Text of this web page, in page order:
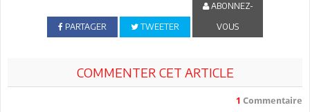
PARTAGER TWEETER
ABONNEZ-
VOUS
COMMENTER CET ARTICLE
1 Commentaire